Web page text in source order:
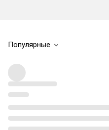
Популярные